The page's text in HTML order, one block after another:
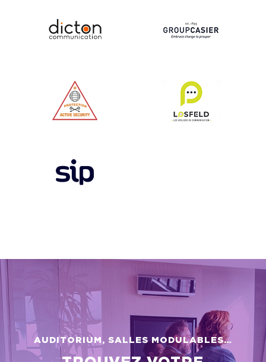
AUDITORIUM, SALLES MODULABLES…